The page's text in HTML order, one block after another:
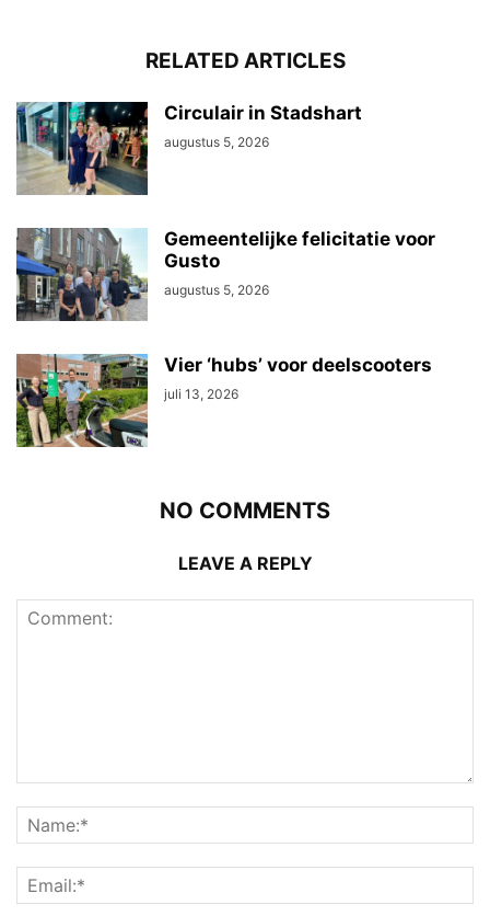
RELATED ARTICLES
Circulair in Stadshart
augustus 5, 2026
Gemeentelijke felicitatie voor
Gusto
augustus 5, 2026
Vier ‘hubs’ voor deelscooters
juli 13, 2026
NO COMMENTS
LEAVE A REPLY